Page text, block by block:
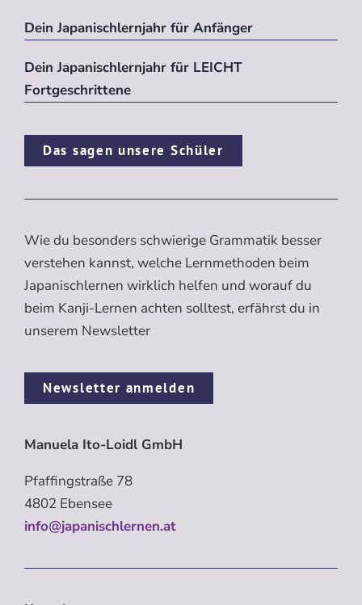
Dein Japanischlernjahr für Anfänger
Dein Japanischlernjahr für LEICHT
Fortgeschrittene
Das sagen unsere Schüler
Wie du besonders schwierige Grammatik besser
verstehen kannst, welche Lernmethoden beim
Japanischlernen wirklich helfen und worauf du
beim Kanji-Lernen achten solltest, erfährst du in
unserem Newsletter
Newsletter anmelden
Manuela Ito-Loidl GmbH
Pfaffingstraße 78
4802 Ebensee
info@japanischlernen.at